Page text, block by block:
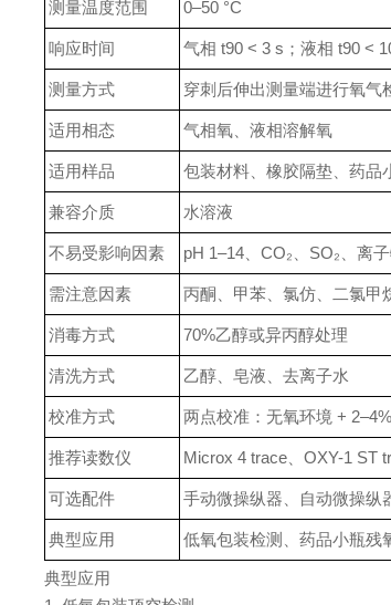
测量温度范围 0–50 °C
响应时间 气相 t90 < 3 s；液相 t90 <
测量方式 穿刺后伸出测量端进行氧气
适用相态 气相氧、液相溶解氧
适用样品 包装材料、橡胶隔垫、药品
兼容介质 水溶液
不易受影响因素 pH 1–14、CO₂、SO₂、离
需注意因素 丙酮、甲苯、氯仿、二氯甲
消毒方式 70%乙醇或异丙醇处理
清洗方式 乙醇、皂液、去离子水
校准方式 两点校准：无氧环境 +
推荐读数仪 Microx 4 trace、OXY-1 ST
可选配件 手动微操纵器、自动微操纵
典型应用 低氧包装检测、药品小瓶残
典型应用